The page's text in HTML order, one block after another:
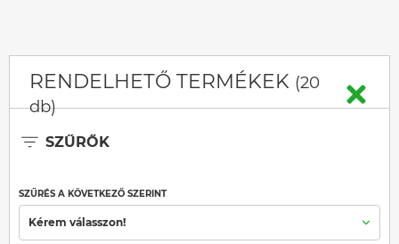
RENDELHETŐ TERMÉKEK (20
db)
SZŰRŐK
SZŰRÉS A KÖVETKEZŐ SZERINT
Kérem válasszon!